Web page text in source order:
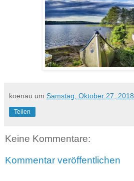
koenau um Samstag, Oktober 27, 2018
Teilen
Keine Kommentare:
Kommentar veröffentlichen